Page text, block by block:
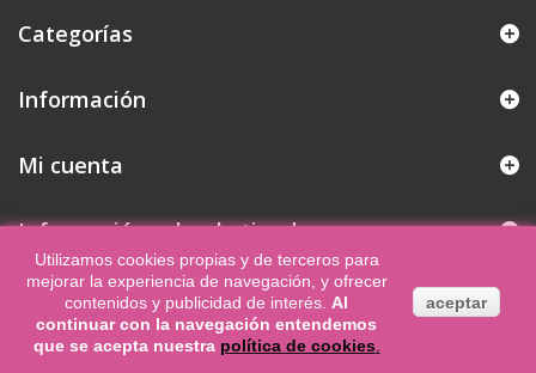
Categorías
Información
© 2026 - Software para Ecommerce de PrestaShop™
Mi cuenta
Información sobre la tienda
Utilizamos cookies propias y de terceros para
mejorar la experiencia de navegación, y ofrecer
contenidos y publicidad de interés Al
continuar con la navegación entendemos
que se acepta nuestra política de cookies.
aceptar